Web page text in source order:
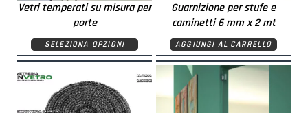
Vetri temperati su misura per
porte
SELEZIONA OPZIONI
Guarnizione per stufe e
caminetti 6 mm x 2 mt
AGGIUNGI AL CARRELLO